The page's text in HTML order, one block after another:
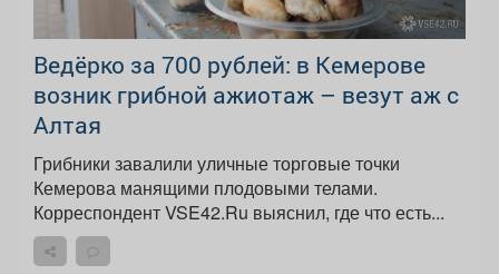
Ведёрко за 700 рублей: в Кемерове
возник грибной ажиотаж – везут аж с
Алтая
Грибники завалили уличные торговые точки
Кемерова манящими плодовыми телами.
Корреспондент VSE42.Ru выяснил, где что есть...